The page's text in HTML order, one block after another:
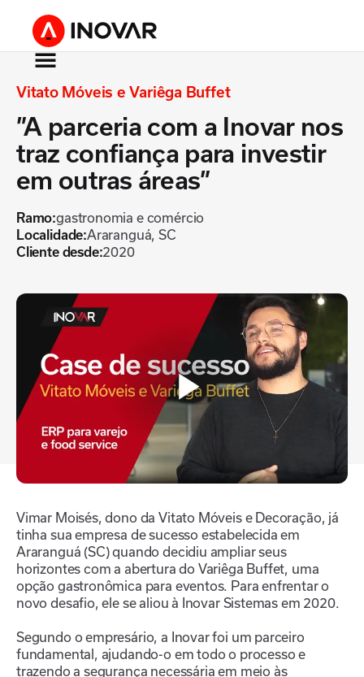
Vitato Móveis e Variêga Buffet
”A parceria com a Inovar nos
traz confiança para investir
em outras áreas”
Ramo:gastronomia e comércio
Localidade:Araranguá, SC
Cliente desde:2020
Vimar Moisés, dono da Vitato Móveis e Decoração, já
tinha sua empresa de sucesso estabelecida em
Araranguá (SC) quando decidiu ampliar seus
horizontes com a abertura do Variêga Buffet, uma
opção gastronômica para eventos. Para enfrentar o
novo desafio, ele se aliou à Inovar Sistemas em 2020.
Segundo o empresário, a Inovar foi um parceiro
fundamental, ajudando-o em todo o processo e
trazendo a segurança necessária em meio às